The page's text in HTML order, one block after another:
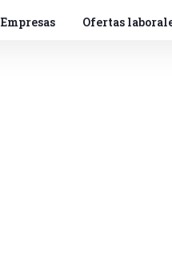
Empresas Ofertas